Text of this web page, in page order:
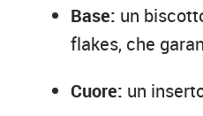
Base: un
flakes, che
Cuore: un